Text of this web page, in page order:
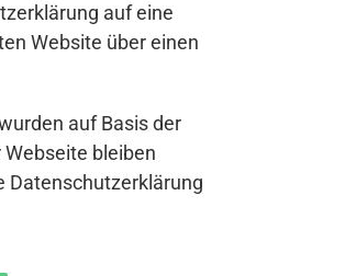
auf eine
Website über einen
auf Basis der
bleiben
Datenschutzerklärung